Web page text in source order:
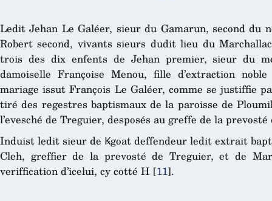
Ledit Jehan Le Galéer, sieur du Gamarun, second du
Robert second, vivants sieurs dudit lieu du
trois des dix enfents de Jehan premier, sieur du
damoiselle Françoise Menou, fille d’extraction
mariage issut François Le Galéer, comme se justiffie
tiré des regestres baptismaux de la paroisse de
l’evesché de Treguier, desposés au greffe de la
Induist ledit sieur de Ꝃgoat deffendeur ledit extrait
Cleh, greffier de la prevosté de Treguier, et de
veriffication d’icelui, cy cotté H [11].